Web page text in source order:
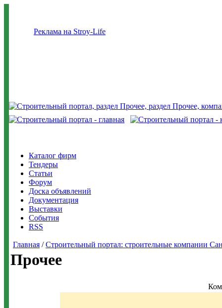
Реклама на Stroy-Life
Каталог фирм
Тендеры
Статьи
Форум
Доска объявлений
Документация
Выставки
События
RSS
Главная /Строительный портал: строительные компании
Прочее